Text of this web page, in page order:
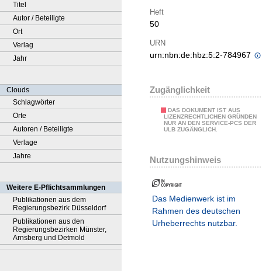
Titel
Autor / Beteiligte
Ort
Verlag
Jahr
Clouds
Schlagwörter
Orte
Autoren / Beteiligte
Verlage
Jahre
Weitere E-Pflichtsammlungen
Publikationen aus dem
Regierungsbezirk Düsseldorf
Publikationen aus den
Regierungsbezirken Münster,
Arnsberg und Detmold
Heft
50
URN
urn:nbn:de:hbz:5:2-784967
Zugänglichkeit
DAS DOKUMENT IST AUS
LIZENZRECHTLICHEN GRÜNDEN
NUR AN DEN SERVICE-PCS DER
ULB ZUGÄNGLICH.
Nutzungshinweis
Das Medienwerk ist im
Rahmen des deutschen
Urheberrechts nutzbar.